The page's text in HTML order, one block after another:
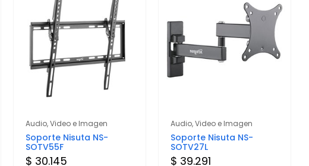
Audio, Video e Imagen
Soporte Nisuta NS-
SOTV55F
$ 30.145
Audio, Video e Imagen
Soporte Nisuta NS-
SOTV27L
$ 39.291